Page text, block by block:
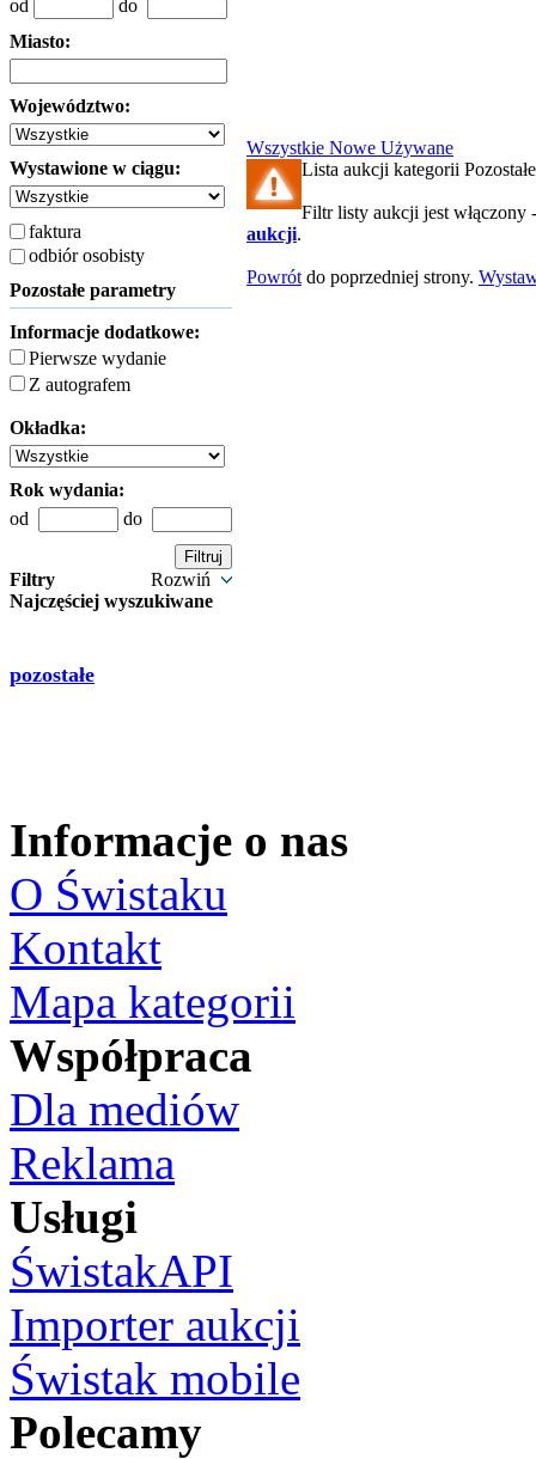
od
do
Miasto:
Województwo:
Wystawione w ciągu:
faktura
odbiór osobisty
Pozostałe parametry
Informacje dodatkowe:
Pierwsze wydanie
Z autografem
Okładka:
Rok wydania:
od
do
Filtry
Rozwiń
Najczęściej wyszukiwane
pozostałe
Wszystkie Nowe Używane
Lista aukcji kategorii
Filtr listy aukcji jest włączony
aukcji.
Powrót do poprzedniej strony.
Informacje o nas
O Świstaku
Kontakt
Mapa kategorii
Współpraca
Dla mediów
Reklama
Usługi
ŚwistakAPI
Importer aukcji
Świstak mobile
Polecamy